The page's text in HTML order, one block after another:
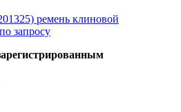
ремень клиновой
запросу